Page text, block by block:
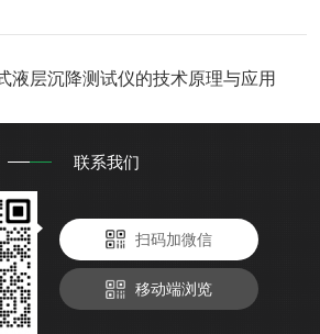
液层沉降测试仪的技术原理与应用
联系我们
扫码加微信
移动端浏览